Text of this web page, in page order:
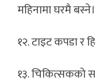
महिनामा घरमै बस्ने।
१२. टाइट कपडा र
१३. चिकित्सकको